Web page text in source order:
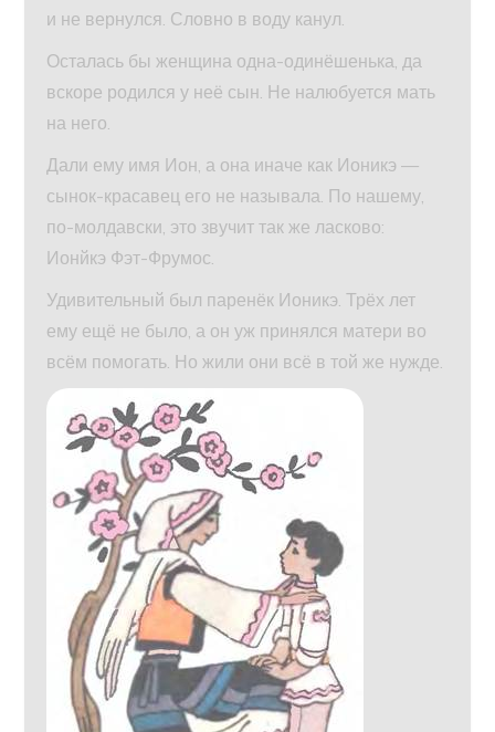
и не вернулся. Словно в воду канул.
Осталась бы женщина одна-одинёшенька, да
вскоре родился у неё сын. Не налюбуется мать
на него.
Дали ему имя Ион, а она иначе как Ионикэ —
сынок-красавец его не называла. По нашему,
по-молдавски, это звучит так же ласково:
Ионйкэ Фэт-Фрумос.
Удивительный был паренёк Ионикэ. Трёх лет
ему ещё не было, а он уж принялся матери во
всём помогать. Но жили они всё в той же нужде.